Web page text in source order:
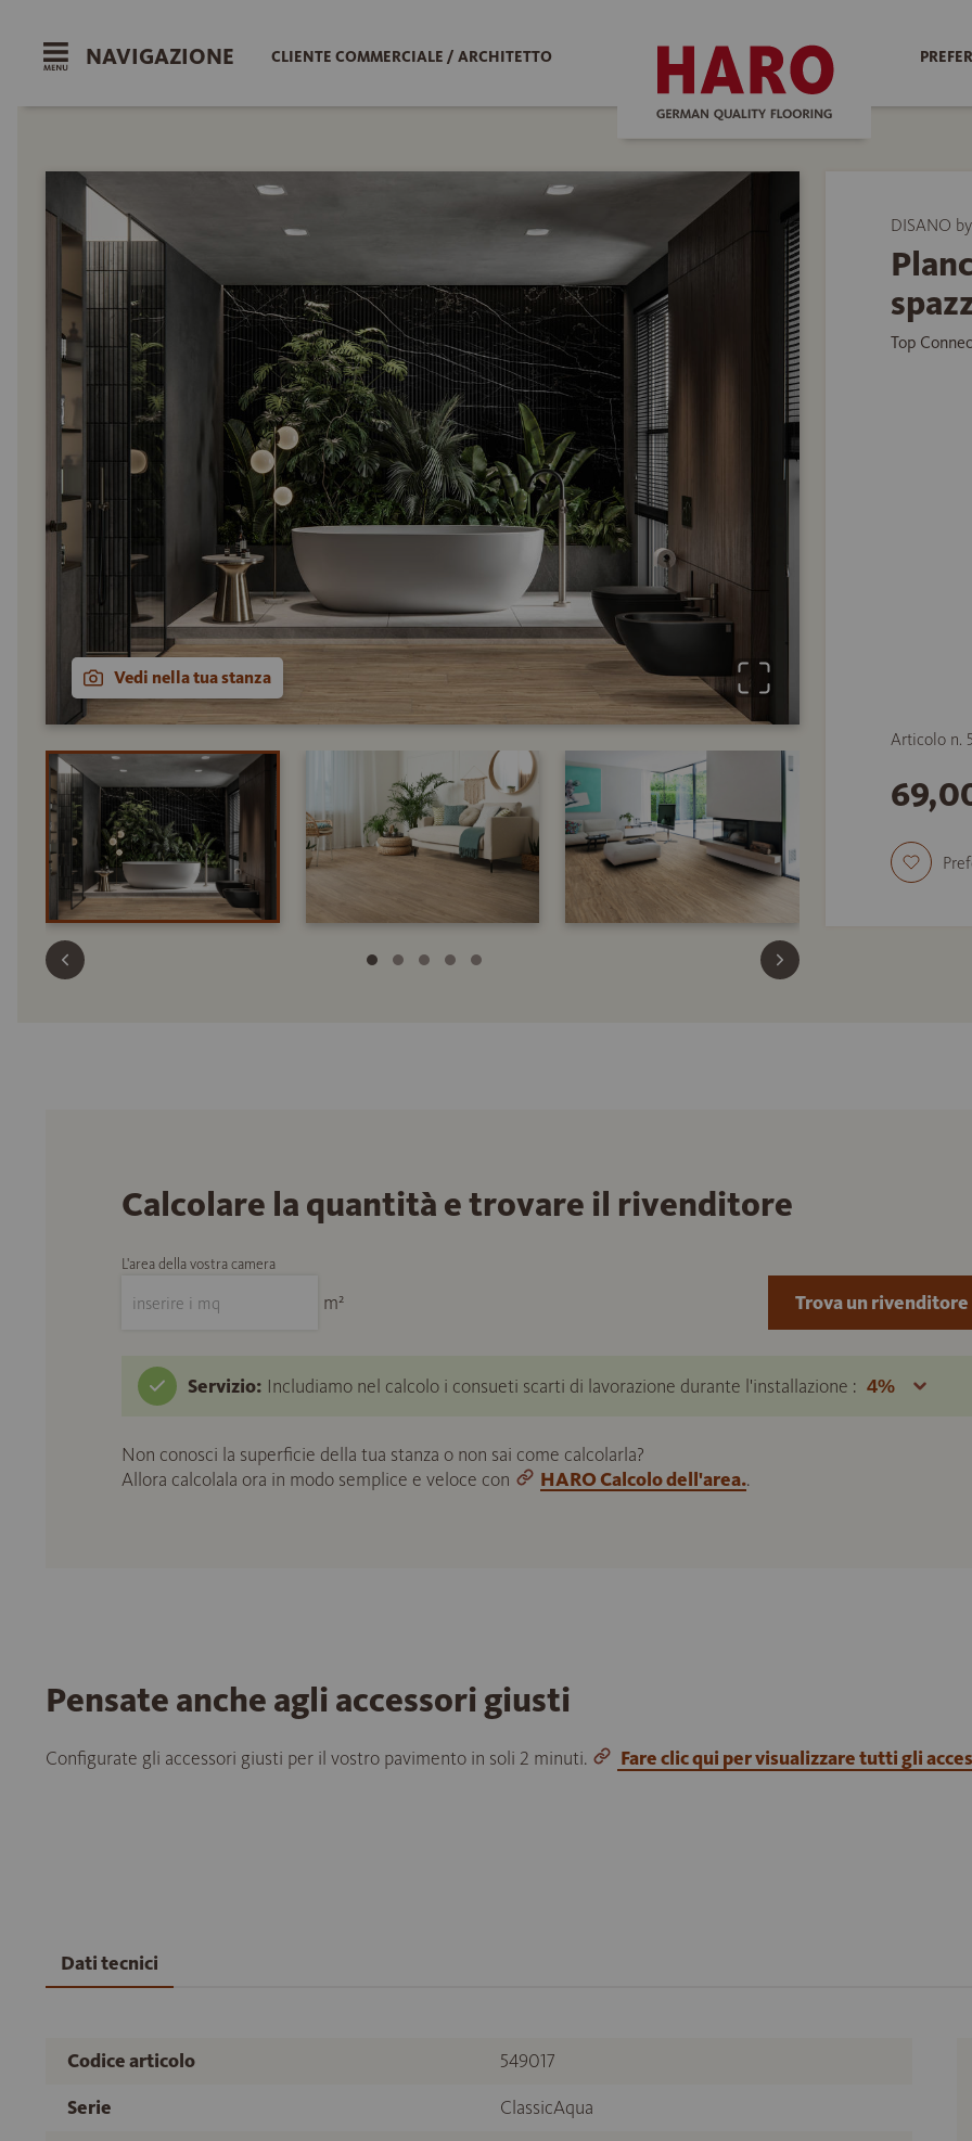
NAVIGAZIONE CLIENTE COMMERCIALE / ARCHITETTO
Vedi nella tua stanza
DISANO
Top
Articolo n.
Calcolare la quantità e trovare il rivenditore
L'area della vostra camera
m²
Servizio: Includiamo nel calcolo i consueti scarti di lavorazione durante l'installazione :
Non conosci la superficie della tua stanza o non sai come calcolarla?
Allora calcolala ora in modo semplice e veloce con
HARO Calcolo dell'area..
Trova un rivenditore
Pensate anche agli accessori giusti
Configurate gli accessori giusti per il vostro pavimento in soli 2 minuti. Fare clic qui per visualizzare tutti gli
Dati tecnici
Codice articolo
549017
Serie
ClassicAqua